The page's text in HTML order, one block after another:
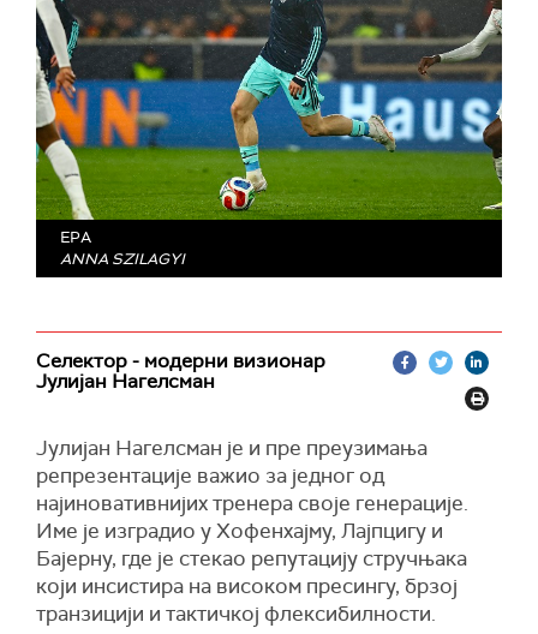
EPA
ANNA SZILAGYI
Селектор - модерни визионар
Јулијан Нагелсман
Јулијан Нагелсман је и пре преузимања
репрезентације важио за једног од
најиновативнијих тренера своје генерације.
Име је изградио у Хофенхајму, Лајпцигу и
Бајерну, где је стекао репутацију стручњака
који инсистира на високом пресингу, брзој
транзицији и тактичкој флексибилности.